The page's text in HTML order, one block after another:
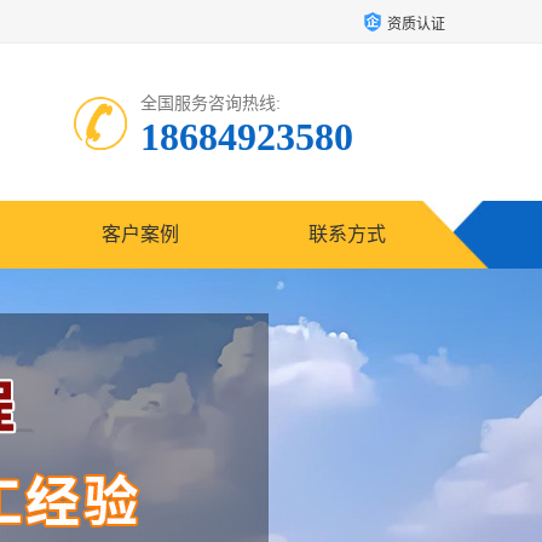
资质认证
全国服务咨询热线:
18684923580
客户案例 联系方式